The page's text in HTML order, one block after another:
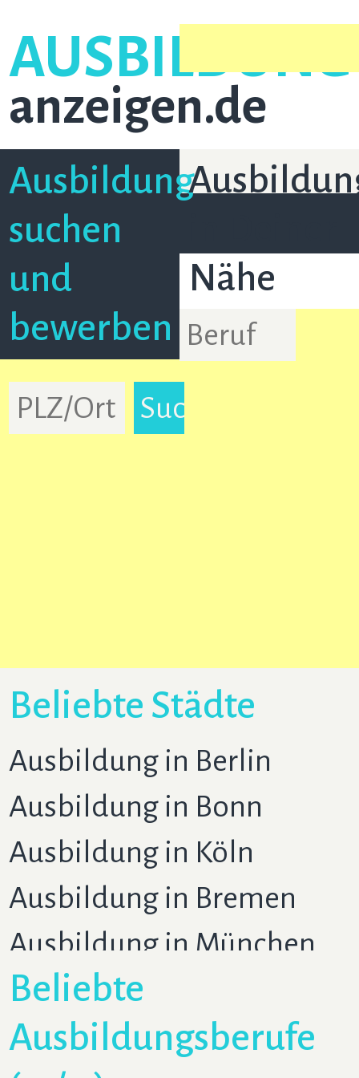
AUSBILDUNG
anzeigen.de
Ausbildung
suchen
und
bewerben
Nähe
Beliebte Städte
Ausbildung in Berlin
Ausbildung in Bonn
Ausbildung in Köln
Ausbildung in Bremen
Ausbildung in München
Ausbildung in Düsseldorf
Ausbildung in Frankfurt
Beliebte
Ausbildungsberufe